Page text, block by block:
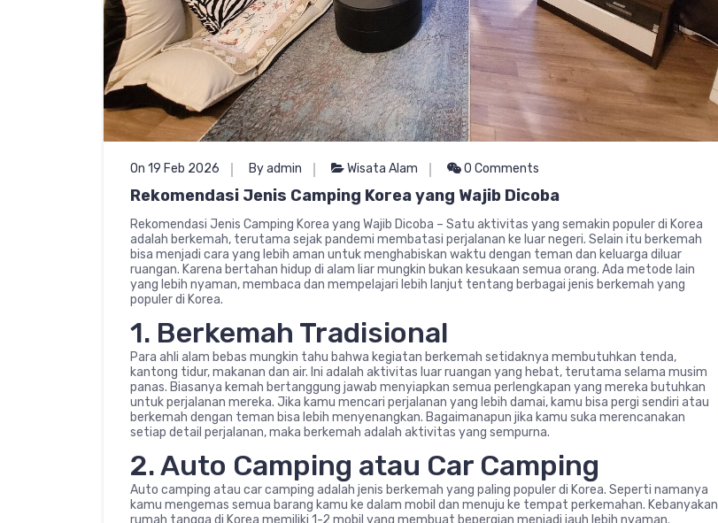
On 19 Feb 2026 By admin Wisata Alam 0 Comments
Rekomendasi Jenis Camping Korea yang Wajib Dicoba
Rekomendasi Jenis Camping Korea yang Wajib Dicoba – Satu aktivitas yang semakin populer di Korea
adalah berkemah, terutama sejak pandemi membatasi perjalanan ke luar negeri. Selain itu berkemah
bisa menjadi cara yang lebih aman untuk menghabiskan waktu dengan teman dan keluarga diluar
ruangan. Karena bertahan hidup di alam liar mungkin bukan kesukaan semua orang. Ada metode lain
yang lebih nyaman, membaca dan mempelajari lebih lanjut tentang berbagai jenis berkemah yang
populer di Korea.
1. Berkemah Tradisional
Para ahli alam bebas mungkin tahu bahwa kegiatan berkemah setidaknya membutuhkan tenda,
kantong tidur, makanan dan air. Ini adalah aktivitas luar ruangan yang hebat, terutama selama musim
panas. Biasanya kemah bertanggung jawab menyiapkan semua perlengkapan yang mereka butuhkan
untuk perjalanan mereka. Jika kamu mencari perjalanan yang lebih damai, kamu bisa pergi sendiri atau
berkemah dengan teman bisa lebih menyenangkan. Bagaimanapun jika kamu suka merencanakan
setiap detail perjalanan, maka berkemah adalah aktivitas yang sempurna.
2. Auto Camping atau Car Camping
Auto camping atau car camping adalah jenis berkemah yang paling populer di Korea. Seperti namanya
kamu mengemas semua barang kamu ke dalam mobil dan menuju ke tempat perkemahan. Kebanyakan
rumah tangga di Korea memiliki 1-2 mobil yang membuat bepergian menjadi jauh lebih nyaman.